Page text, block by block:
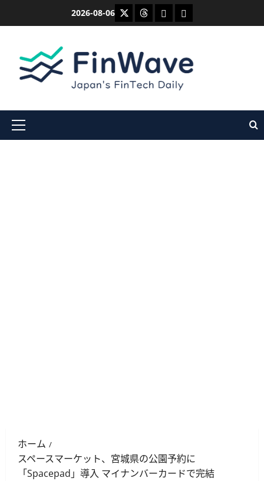
2026-08-06 X ThreadsBlueskyMastodon
メ
ホーム
スペースマーケット、宮城県の公園予約に
「Spacepad」導入 マイナンバーカードで完結